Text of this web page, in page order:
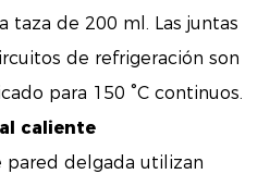
taza de 200 ml. Las juntas
de refrigeración son
para 150 °C continuos.
caliente
pared delgada utilizan